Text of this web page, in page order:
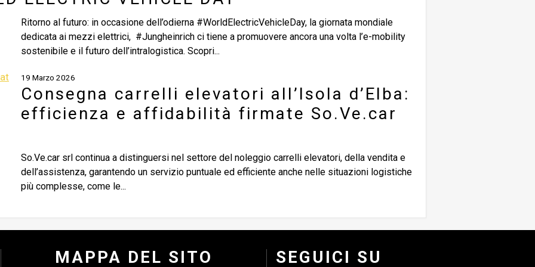
Ritorno al futuro: in occasione dell’odierna #WorldElectricVehicleDay, la giornata mondiale
dedicata ai mezzi elettrici, #Jungheinrich ci tiene a promuovere ancora una volta l’e-mobility
sostenibile e il futuro dell’intralogistica. Scopri...
19 Marzo 2026
Consegna carrelli elevatori all’Isola d’Elba:
efficienza e affidabilità firmate So.Ve.car
So.Ve.car srl continua a distinguersi nel settore del noleggio carrelli elevatori, della vendita e
dell’assistenza, garantendo un servizio puntuale ed efficiente anche nelle situazioni logistiche
più complesse, come le...
MAPPA DEL SITO SEGUICI SU